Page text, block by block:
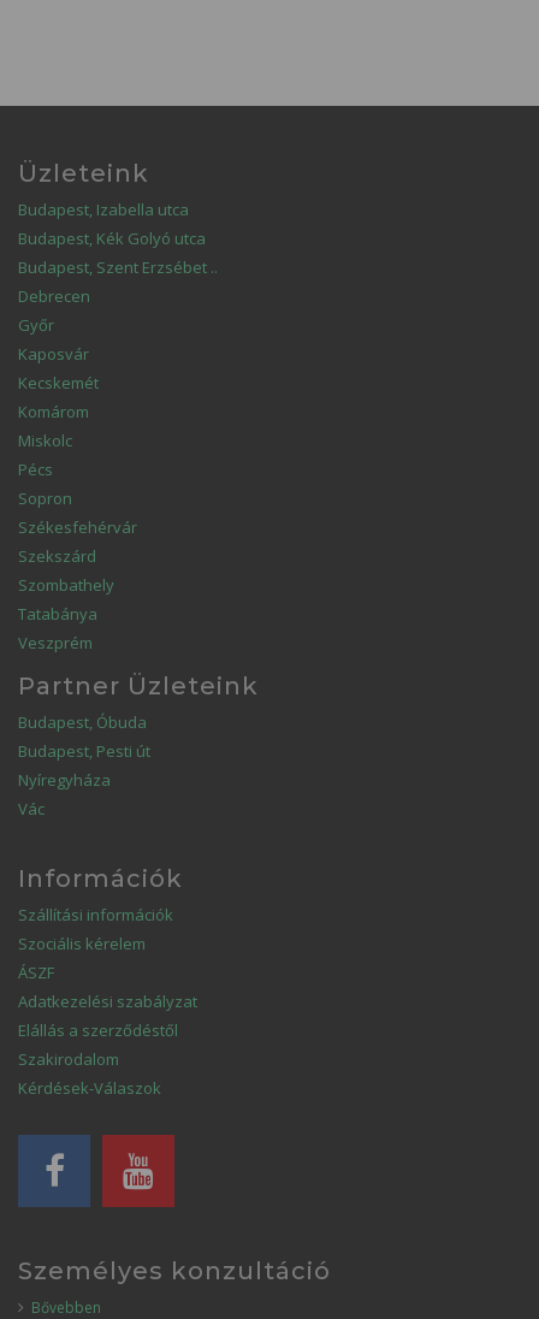
Üzleteink
Budapest, Izabella utca
Budapest, Kék Golyó utca
Budapest, Szent Erzsébet ..
Debrecen
Győr
Kaposvár
Kecskemét
Komárom
Miskolc
Pécs
Sopron
Székesfehérvár
Szekszárd
Szombathely
Tatabánya
Veszprém
Partner Üzleteink
Budapest, Óbuda
Budapest, Pesti út
Nyíregyháza
Vác
Információk
Szállítási információk
Szociális kérelem
ÁSZF
Adatkezelési szabályzat
Elállás a szerződéstől
Szakirodalom
Kérdések-Válaszok
Személyes konzultáció
Bővebben